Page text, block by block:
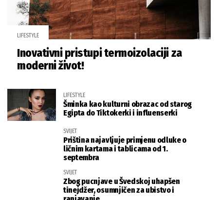
LIFESTYLE
Inovativni pristupi termoizolaciji za
moderni život!
LIFESTYLE
Šminka kao kulturni obrazac od starog
Egipta do Tiktokerki i influenserki
SVIJET
Priština najavljuje primjenu odluke o
ličnim kartama i tablicama od 1.
septembra
SVIJET
Zbog pucnjave u Švedskoj uhapšen
tinejdžer, osumnjičen za ubistvo i